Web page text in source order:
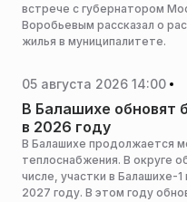
встрече с губернатором
Воробьевым рассказал о
жилья в муниципалитете.
05 августа 2026 14:00
В Балашихе обновят
в 2026 году
В Балашихе продолжается
теплоснабжения. В округе
числе, участки в Балашихе-
2027 году. В этом году